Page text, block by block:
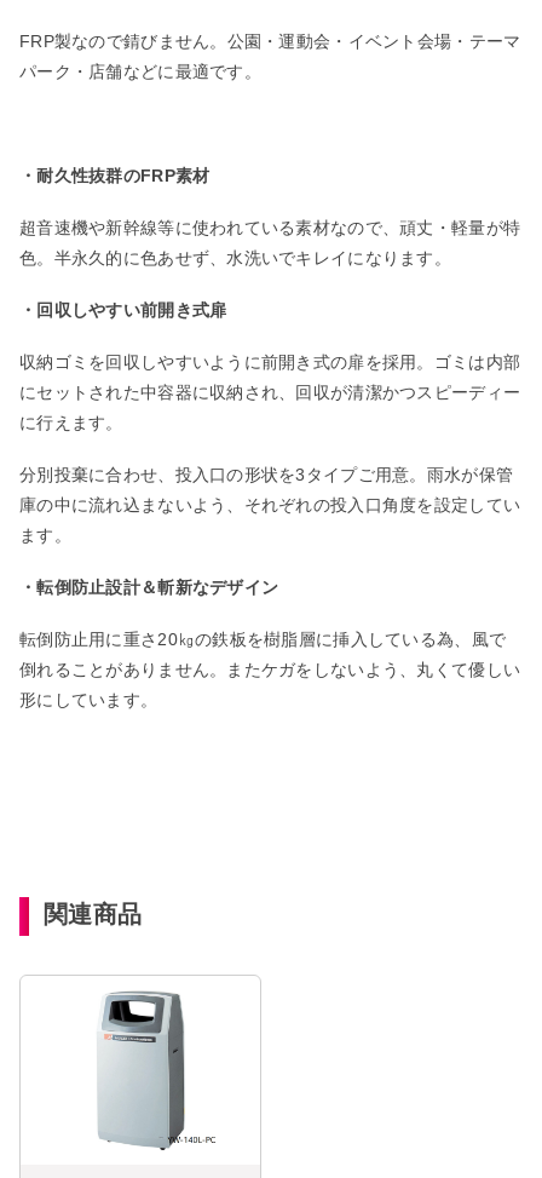
FRP製なので錆びません。公園・運動会・イベント会場・テーマ
パーク・店舗などに最適です。
・耐久性抜群のFRP素材
超音速機や新幹線等に使われている素材なので、頑丈・軽量が特
色。半永久的に色あせず、水洗いでキレイになります。
・回収しやすい前開き式扉
収納ゴミを回収しやすいように前開き式の扉を採用。ゴミは内部
にセットされた中容器に収納され、回収が清潔かつスピーディー
に行えます。
分別投棄に合わせ、投入口の形状を3タイプご用意。雨水が保管
庫の中に流れ込まないよう、それぞれの投入口角度を設定してい
ます。
・転倒防止設計＆斬新なデザイン
転倒防止用に重さ20㎏の鉄板を樹脂層に挿入している為、風で
倒れることがありません。またケガをしないよう、丸くて優しい
形にしています。
関連商品